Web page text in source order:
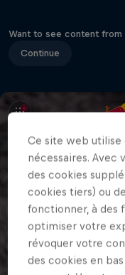
Want to see content
Continue
Ce site web utilise
nécessaires. Avec
des cookies
cookies tiers) ou
fonctionner, à des
optimiser votre
révoquer votre
des cookies en